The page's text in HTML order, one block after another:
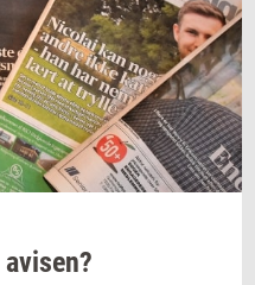
avi­sen?